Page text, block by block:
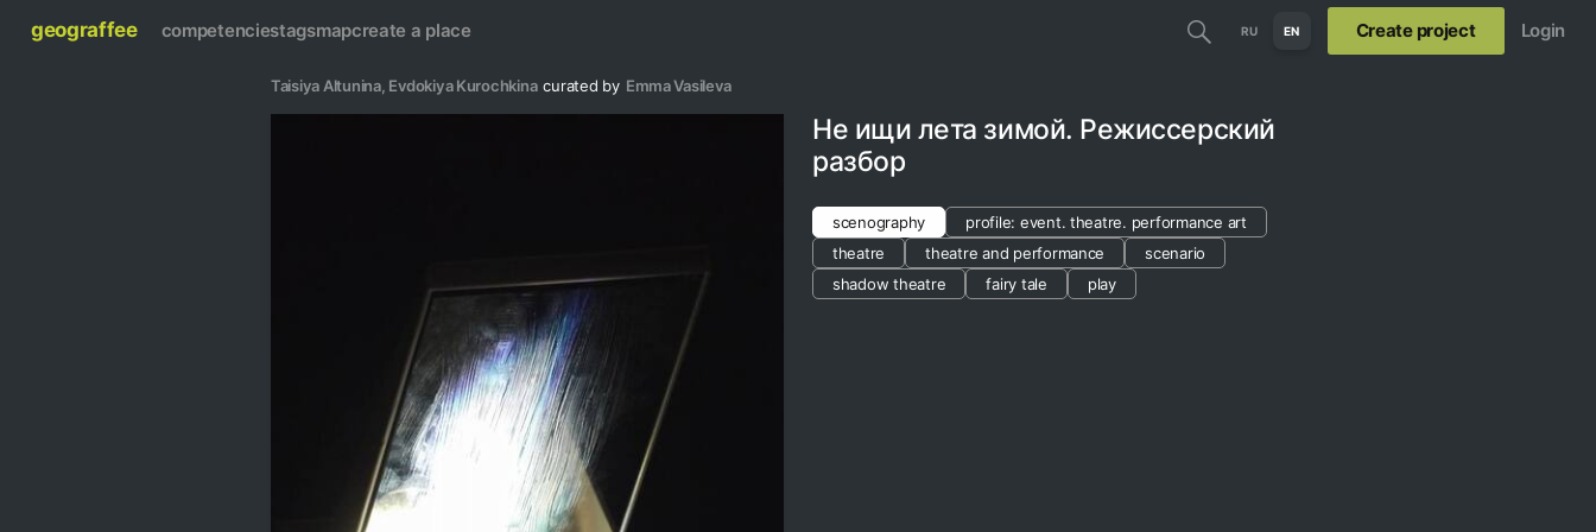
geograffee competenciestagsmapcreate a place RU EN Create project Login
Taisiya Altunina, Evdokiya Kurochkina curated by Emma Vasileva
Не ищи лета зимой. Режиссерский
разбор
scenography
profile: event. theatre. performance art
theatre
theatre and performance
scenario
shadow theatre
fairy tale play